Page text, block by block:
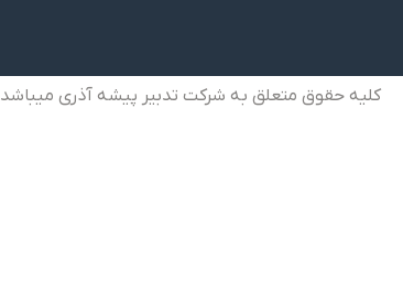
کلیه حقوق متعلق به شرکت تدبیر پیشه آذری میباشد